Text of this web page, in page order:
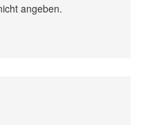
angeben.